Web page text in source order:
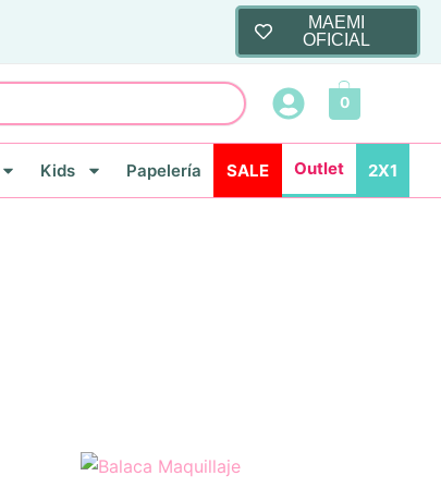
MAEMI
OFICIAL
0
Kids Papelería SALE Outlet 2X1